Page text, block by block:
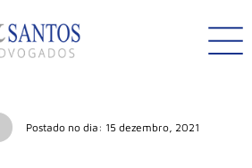
Postado no dia: 15 dezembro, 2021